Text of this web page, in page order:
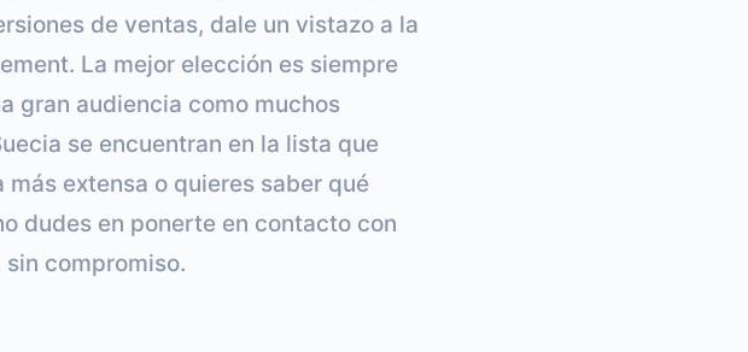
de ventas, dale un vistazo a la
La mejor elección es siempre
gran audiencia como muchos
se encuentran en la lista que
extensa o quieres saber qué
dudes en ponerte en contacto con
compromiso.